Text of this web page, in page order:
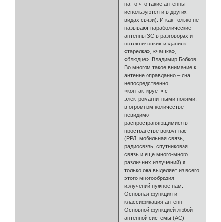
на то что такие антенны
используются и в других
видах связи). И как только не
называют параболические
антенны ЗС в разговорах и
нетехнических изданиях –
«тарелка», «чашка»,
«блюдце». Владимир Бобков
Во многом такое внимание к
антенне оправданно – она
непосредственно
«контактирует» с
электромагнитными полями,
в огромном количестве
невидимо
распространяющимися в
пространстве вокруг нас
(РРЛ, мобильная связь,
радиосвязь, спутниковая
связь и еще много-много
различных излучений) и
только она выделяет из всего
этого многообразия
излучений нужное нам.
Основная функция и
классификация антенн
Основной функцией любой
антенной системы (АС)